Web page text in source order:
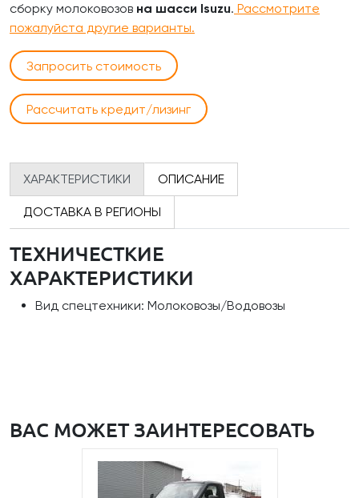
сборку молоковозов на шасси Isuzu. Рассмотрите
пожалуйста другие варианты.
Запросить стоимость
Рассчитать кредит/лизинг
ХАРАКТЕРИСТИКИ ОПИСАНИЕ
ДОСТАВКА В РЕГИОНЫ
ТЕХНИЧЕСТКИЕ
ХАРАКТЕРИСТИКИ
Вид спецтехники: Молоковозы/Водовозы
ВАС МОЖЕТ ЗАИНТЕРЕСОВАТЬ